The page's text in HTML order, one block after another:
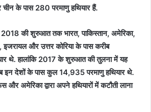
के पास 280 परमाणु हथियार हैं.
2018 की शुरुआत तक भारत, पाकिस्तान, अमेरिका,
और उत्तर कोरिया के पास करीब
थे. हालांकि 2017 के शुरुआत की तुलना में यह
इन देशों के पास कुल 14,935 परमाणु हथियार थे.
और अमेरिका द्वारा अपने हथियारों में कटौती लाना